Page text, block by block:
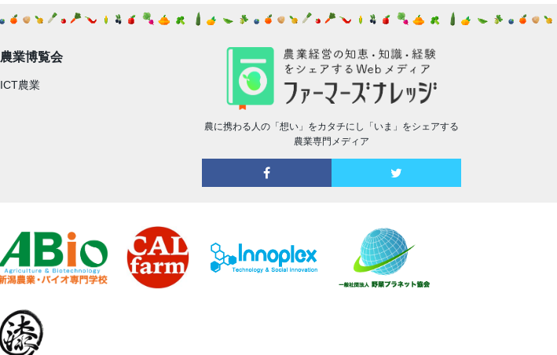
農業博覧会
ICT農業
農に携わる人の「想い」をカタチにし「いま」をシェアする
農業専門メディア